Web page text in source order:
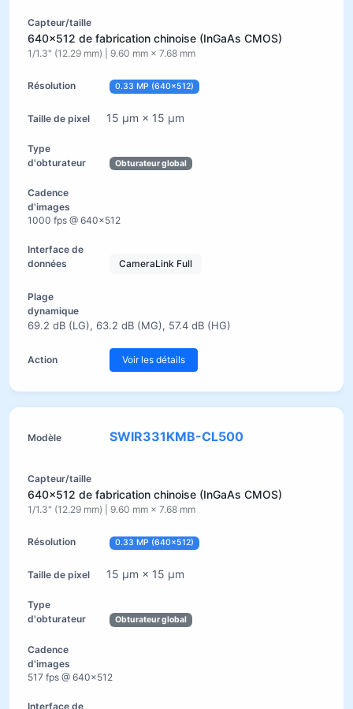
640×512 de fabrication chinoise (InGaAs CMOS)
1/1.3" (12.29 mm) | 9.60 mm × 7.68 mm
0.33 MP (640×512)
15 µm × 15 µm
Obturateur global
1000 fps @ 640×512
CameraLink Full
69.2 dB (LG), 63.2 dB (MG), 57.4 dB (HG)
Voir les détails
SWIR331KMB-CL500
640×512 de fabrication chinoise (InGaAs CMOS)
1/1.3" (12.29 mm) | 9.60 mm × 7.68 mm
0.33 MP (640×512)
15 µm × 15 µm
Obturateur global
517 fps @ 640×512